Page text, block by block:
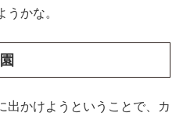
かな。
出かけようということで、カ